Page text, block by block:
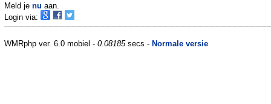
Meld je nu aan.
Login via:
WMRphp ver. 6.0 mobiel - 0.08185secs - Normale versie